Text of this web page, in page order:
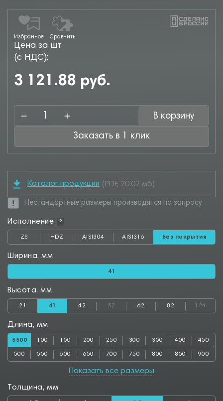
Избранное Сравнить
Цена за шт
(с НДС):
3 121.88 руб.
В корзину
Заказать в 1 клик
Каталог продукции (PDF, 20.02 мб)
Нестандартные размеры производятся по запросу
Исполнение ?
ZS HDZ AISI304 AISI316 Без покрытия
Ширина, мм
41
Высота, мм
21 41 42 52 62 82 124
Длина, мм
5500 100 150 200 250 300 350 400 450
500 550 600 650 700 750 800 850 900
1050 1100 1150 1200 1250
1850 1900 1950 2000 2050 2100 2150 2200 2250
Показать все размеры
Толщина, мм